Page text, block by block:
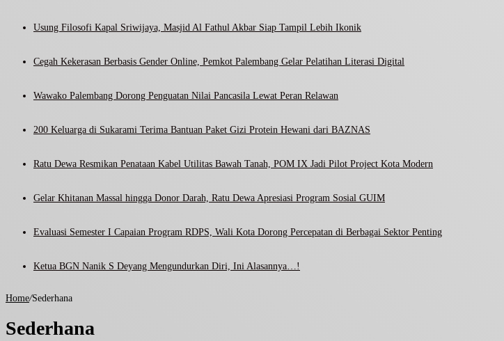
Usung Filosofi Kapal Sriwijaya, Masjid Al Fathul Akbar Siap Tampil Lebih Ikonik
Cegah Kekerasan Berbasis Gender Online, Pemkot Palembang Gelar Pelatihan Literasi Digital
Wawako Palembang Dorong Penguatan Nilai Pancasila Lewat Peran Relawan
200 Keluarga di Sukarami Terima Bantuan Paket Gizi Protein Hewani dari BAZNAS
Ratu Dewa Resmikan Penataan Kabel Utilitas Bawah Tanah, POM IX Jadi Pilot Project Kota Modern
Gelar Khitanan Massal hingga Donor Darah, Ratu Dewa Apresiasi Program Sosial GUIM
Evaluasi Semester I Capaian Program RDPS, Wali Kota Dorong Percepatan di Berbagai Sektor Penting
Ketua BGN Nanik S Deyang Mengundurkan Diri, Ini Alasannya…!
Home/Sederhana
Sederhana